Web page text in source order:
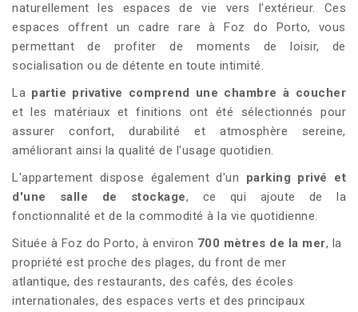
naturellement les espaces de vie vers l'extérieur. Ces
espaces offrent un cadre rare à Foz do Porto, vous
permettant de profiter de moments de loisir, de
socialisation ou de détente en toute intimité.
La partie privative comprend une chambre à coucher
et les matériaux et finitions ont été sélectionnés pour
assurer confort, durabilité et atmosphère sereine,
améliorant ainsi la qualité de l'usage quotidien.
L'appartement dispose également d'un parking privé et
d'une salle de stockage, ce qui ajoute de la
fonctionnalité et de la commodité à la vie quotidienne.
Située à Foz do Porto, à environ 700 mètres de la mer, la
propriété est proche des plages, du front de mer
atlantique, des restaurants, des cafés, des écoles
internationales, des espaces verts et des principaux